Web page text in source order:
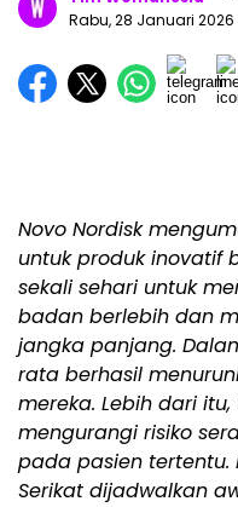
Rabu, 28 Januari 2026
Novo Nordisk
untuk produk inovatif
sekali sehari untuk
badan berlebih dan
jangka panjang.
rata berhasil
mereka. Lebih dari
mengurangi risiko
pada pasien tertentu.
Serikat dijadwalkan